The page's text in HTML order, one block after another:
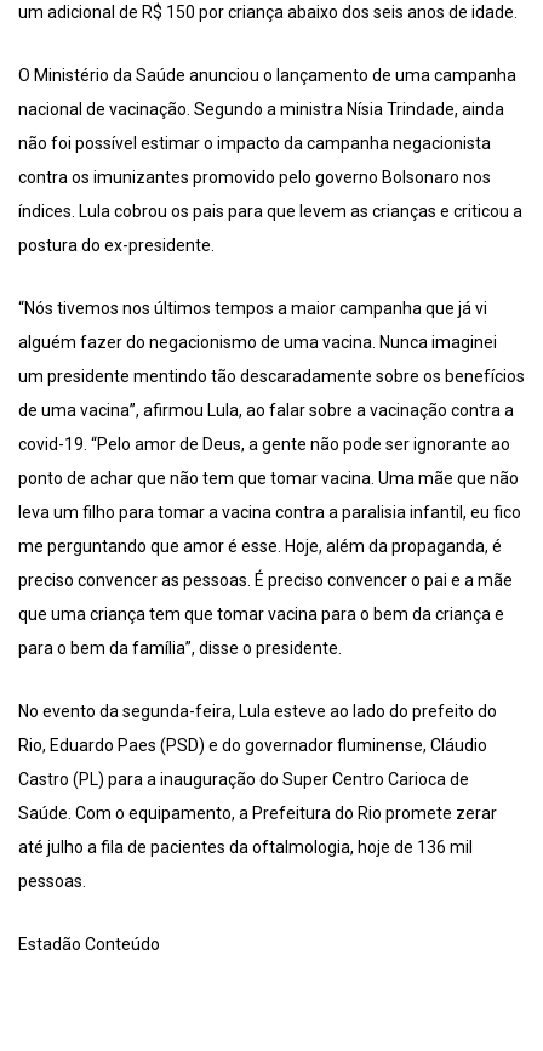
um adicional de R$ 150 por criança abaixo dos seis anos de idade.
O Ministério da Saúde anunciou o lançamento de uma campanha
nacional de vacinação. Segundo a ministra Nísia Trindade, ainda
não foi possível estimar o impacto da campanha negacionista
contra os imunizantes promovido pelo governo Bolsonaro nos
índices. Lula cobrou os pais para que levem as crianças e criticou a
postura do ex-presidente.
“Nós tivemos nos últimos tempos a maior campanha que já vi
alguém fazer do negacionismo de uma vacina. Nunca imaginei
um presidente mentindo tão descaradamente sobre os benefícios
de uma vacina”, afirmou Lula, ao falar sobre a vacinação contra a
covid-19. “Pelo amor de Deus, a gente não pode ser ignorante ao
ponto de achar que não tem que tomar vacina. Uma mãe que não
leva um filho para tomar a vacina contra a paralisia infantil, eu fico
me perguntando que amor é esse. Hoje, além da propaganda, é
preciso convencer as pessoas. É preciso convencer o pai e a mãe
que uma criança tem que tomar vacina para o bem da criança e
para o bem da família”, disse o presidente.
No evento da segunda-feira, Lula esteve ao lado do prefeito do
Rio, Eduardo Paes (PSD) e do governador fluminense, Cláudio
Castro (PL) para a inauguração do Super Centro Carioca de
Saúde. Com o equipamento, a Prefeitura do Rio promete zerar
até julho a fila de pacientes da oftalmologia, hoje de 136 mil
pessoas.
Estadão Conteúdo